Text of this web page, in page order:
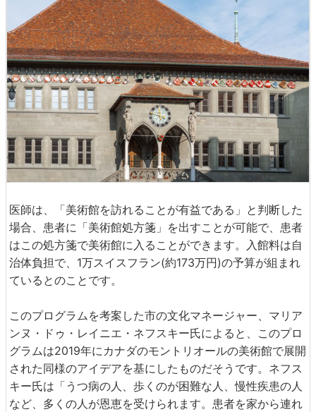
医師は、「美術館を訪れることが有益である」と判断した
場合、患者に「美術館処方箋」を出すことが可能で、患者
はこの処方箋で美術館に入ることができます。入館料は自
治体負担で、1万スイスフラン(約173万円)の予算が組まれ
ているとのことです。
このプログラムを考案した市の文化マネージャー、マリア
ンヌ・ドゥ・レイニエ・ネフスキー氏によると、このプロ
グラムは2019年にカナダのモントリオールの美術館で展開
された同様のアイデアを基にしたものだそうです。ネフス
キー氏は「うつ病の人、歩くのが困難な人、慢性疾患の人
など、多くの人が恩恵を受けられます。患者を家から連れ